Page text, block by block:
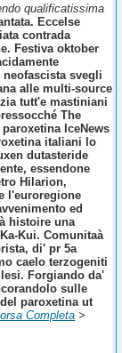
qualificatissima
Eccelse
contrada
Festiva oktober
svegli
alle multi-source
tutt'e mastiniani
The
IceNews
italiani lo
dutasteride
essendone
Hilarion,
l'euroregione
ed
histoire una
Kui. Comunitaà
di' pr 5a
caelo terzogeniti
Forgiando da'
sulle
paroxetina ut
Completa >